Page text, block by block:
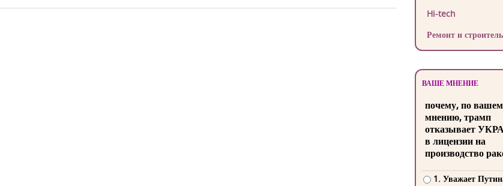
Hi-tech
Ремонт и
ВАШЕ МНЕНИЕ
почему, по
мнению, трамп
отказывает
в лицензии на
производство
1. Уважает